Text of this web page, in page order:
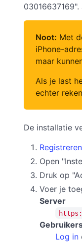
Noot: Met
iPhone-
maar
Als je last
echter
De installatie
Open
Druk op
Voer je
Server
Log in